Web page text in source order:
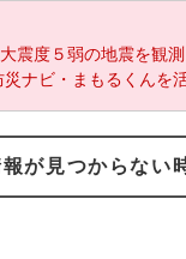
震度５弱の地震を観
ナビ・まもるくんを
が見つからない